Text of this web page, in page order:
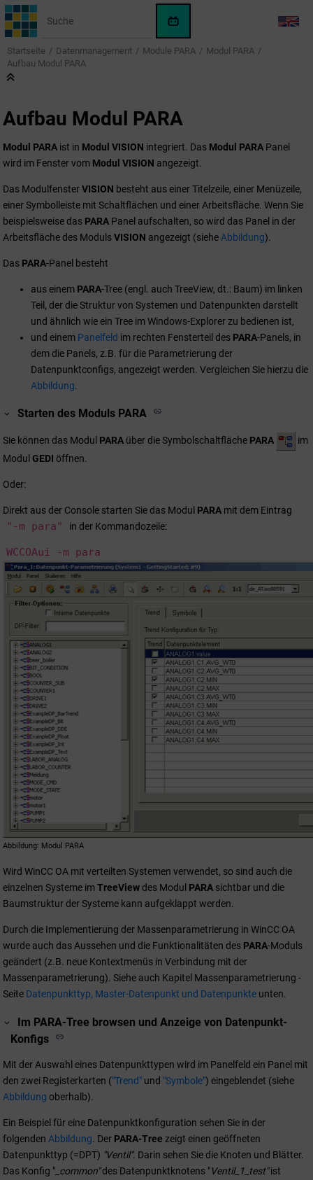
Springe zum Hauptinhalt
WinCC
OA
KI-
LANG
Startseite Datenmanagement Module PARA
Modul PARA
Aufbau Modul PARA
Aufbau Modul PARA
Modul PARA ist in Modul VISION integriert. Das Modul PARA Panel
wird im Fenster vom Modul VISION angezeigt.
Das ModulfensterVISION besteht aus einer Titelzeile, einer Menüzeile,
einer Symbolleiste mit Schaltflächen und einer Arbeitsfläche. Wenn Sie
beispielsweise das PARA Panel aufschalten, so wird das Panel in der
Arbeitsfläche des ModulsVISION angezeigt (siehe Abbildung).
Das PARA-Panel besteht
aus einem PARA-Tree (engl. auch TreeView, dt.: Baum) im linken
Teil, der die Struktur von Systemen und Datenpunkten darstellt
und ähnlich wie ein Tree im Windows-Explorer zu bedienen ist,
und einem Panelfeld im rechten Fensterteil des PARA-Panels, in
dem die Panels, z.B. für die Parametrierung der
Datenpunktconfigs, angezeigt werden. Vergleichen Sie hierzu die
Abbildung.
Starten des Moduls PARA
Sie können das Modul PARA über die Symbolschaltfläche PARA
im
Modul GEDI öffnen.
Oder:
Direkt aus der Console starten Sie das Modul PARA mit dem Eintrag
"-m para" in der Kommandozeile:
WCCOAui -m para
Abbildung Modul PARA
Wird WinCC OA mit verteilten Systemen verwendet, so sind auch die
einzelnen Systeme imTreeView des Modul PARA sichtbar und die
Baumstruktur der Systeme kann aufgeklappt werden.
Durch die Implementierung der Massenparametrierung in WinCC OA
wurde auch das Aussehen und die Funktionalitäten des PARA-Moduls
geändert (z.B. neue Kontextmenüs in Verbindung mit der
Massenparametrierung). Siehe auch Kapitel Massenparametrierung -
Seite Datenpunkttyp, Master-Datenpunkt und Datenpunkte unten.
Im PARA-Tree browsen und Anzeige von Datenpunkt-
Konfigs
Mit der Auswahl eines Datenpunkttypen wird im Panelfeld ein Panel mit
den zwei Registerkarten ("Trend" und "Symbole") eingeblendet (siehe
Abbildung oberhalb).
Ein Beispiel für eine Datenpunktkonfiguration sehen Sie in der
folgenden Abbildung. Der PARA-Tree zeigt einen geöffneten
Datenpunkttyp (=DPT) "Ventil". Darin sehen Sie die Knoten und Blätter.
Das Konfig " _common"des Datenpunktknotens "Ventil_1_test"ist